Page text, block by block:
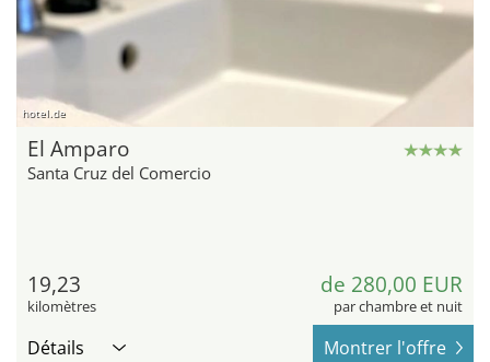
hotel.de
El Amparo
Santa Cruz del Comercio
19,23
kilomètres
de 280,00 EUR
par chambre et nuit
Détails Montrer l'offre